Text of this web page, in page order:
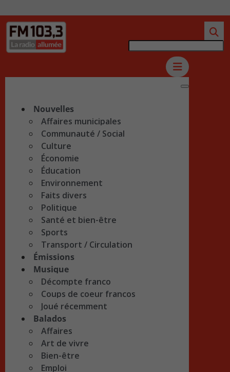
Nouvelles
Affaires municipales
Communauté / Social
Culture
Économie
Éducation
Environnement
Faits divers
Politique
Santé et bien-être
Sports
Transport / Circulation
Émissions
Musique
Décompte franco
Coups de coeur francos
Joué récemment
Balados
Affaires
Art de vivre
Bien-être
Emploi